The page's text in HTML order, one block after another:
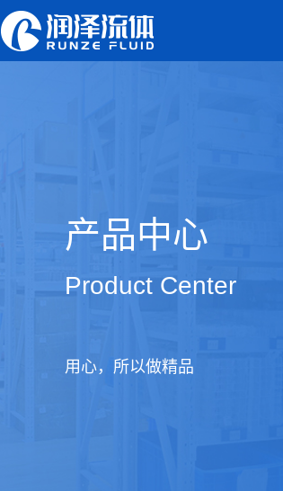
产品中心
Product Center
用心，所以做精品